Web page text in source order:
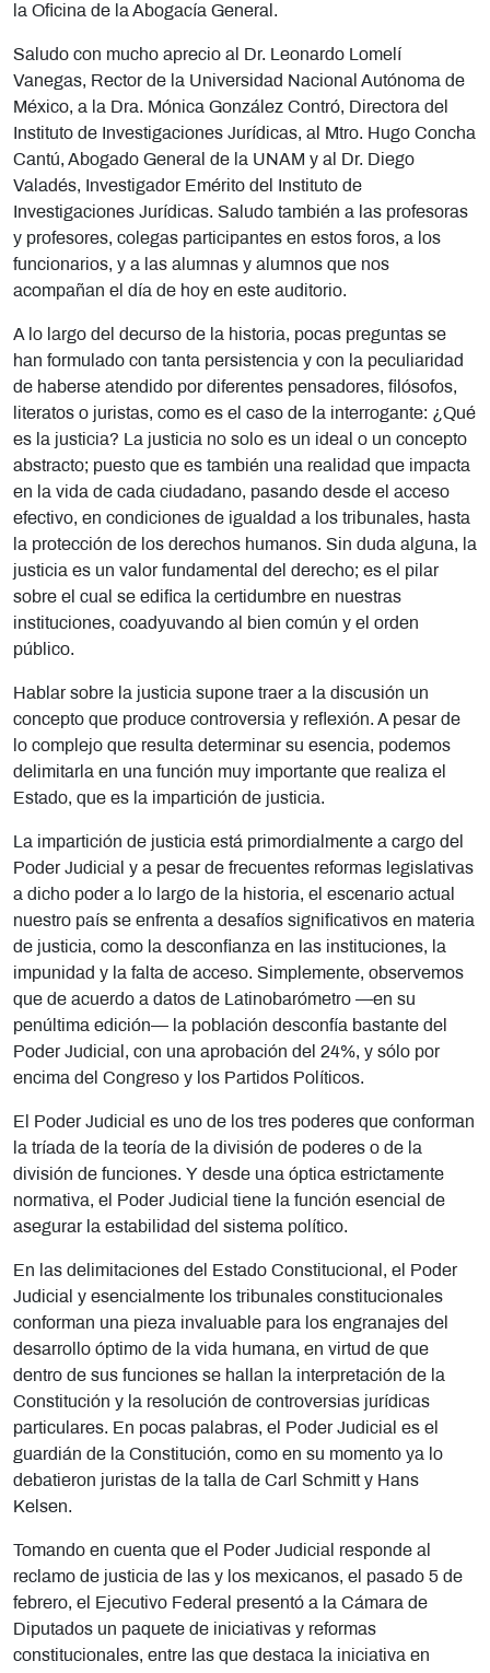
la Oficina de la Abogacía General.
Saludo con mucho aprecio al Dr. Leonardo Lomelí
Vanegas, Rector de la Universidad Nacional Autónoma de
México, a la Dra. Mónica González Contró, Directora del
Instituto de Investigaciones Jurídicas, al Mtro. Hugo Concha
Cantú, Abogado General de la UNAM y al Dr. Diego
Valadés, Investigador Emérito del Instituto de
Investigaciones Jurídicas. Saludo también a las profesoras
y profesores, colegas participantes en estos foros, a los
funcionarios, y a las alumnas y alumnos que nos
acompañan el día de hoy en este auditorio.
A lo largo del decurso de la historia, pocas preguntas se
han formulado con tanta persistencia y con la peculiaridad
de haberse atendido por diferentes pensadores, filósofos,
literatos o juristas, como es el caso de la interrogante: ¿Qué
es la justicia? La justicia no solo es un ideal o un concepto
abstracto; puesto que es también una realidad que impacta
en la vida de cada ciudadano, pasando desde el acceso
efectivo, en condiciones de igualdad a los tribunales, hasta
la protección de los derechos humanos. Sin duda alguna, la
justicia es un valor fundamental del derecho; es el pilar
sobre el cual se edifica la certidumbre en nuestras
instituciones, coadyuvando al bien común y el orden
público.
Hablar sobre la justicia supone traer a la discusión un
concepto que produce controversia y reflexión. A pesar de
lo complejo que resulta determinar su esencia, podemos
delimitarla en una función muy importante que realiza el
Estado, que es la impartición de justicia.
La impartición de justicia está primordialmente a cargo del
Poder Judicial y a pesar de frecuentes reformas legislativas
a dicho poder a lo largo de la historia, el escenario actual
nuestro país se enfrenta a desafíos significativos en materia
de justicia, como la desconfianza en las instituciones, la
impunidad y la falta de acceso. Simplemente, observemos
que de acuerdo a datos de Latinobarómetro —en su
penúltima edición— la población desconfía bastante del
Poder Judicial, con una aprobación del 24%, y sólo por
encima del Congreso y los Partidos Políticos.
El Poder Judicial es uno de los tres poderes que conforman
la tríada de la teoría de la división de poderes o de la
división de funciones. Y desde una óptica estrictamente
normativa, el Poder Judicial tiene la función esencial de
asegurar la estabilidad del sistema político.
En las delimitaciones del Estado Constitucional, el Poder
Judicial y esencialmente los tribunales constitucionales
conforman una pieza invaluable para los engranajes del
desarrollo óptimo de la vida humana, en virtud de que
dentro de sus funciones se hallan la interpretación de la
Constitución y la resolución de controversias jurídicas
particulares. En pocas palabras, el Poder Judicial es el
guardián de la Constitución, como en su momento ya lo
debatieron juristas de la talla de Carl Schmitt y Hans
Kelsen.
Tomando en cuenta que el Poder Judicial responde al
reclamo de justicia de las y los mexicanos, el pasado 5 de
febrero, el Ejecutivo Federal presentó a la Cámara de
Diputados un paquete de iniciativas y reformas
constitucionales, entre las que destaca la iniciativa en